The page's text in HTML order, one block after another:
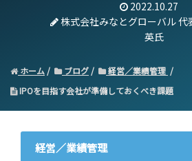
2022.10.27
株式会社みなとグローバル 代
英氏
ホーム ブログ
経営／業績管理
IPOを目指す会社が準備しておくべき課題
経営／業績管理